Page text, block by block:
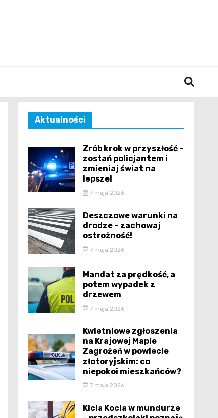
Aktualności
Zrób krok w przyszłość –
zostań policjantem i
zmieniaj świat na
lepsze!
7 maja 2026
Deszczowe warunki na
drodze – zachowaj
ostrożność!
7 maja 2026
Mandat za prędkość, a
potem wypadek z
drzewem
7 maja 2026
Kwietniowe zgłoszenia
na Krajowej Mapie
Zagrożeń w powiecie
złotoryjskim: co
niepokoi mieszkańców?
7 maja 2026
Kicia Kocia w mundurze